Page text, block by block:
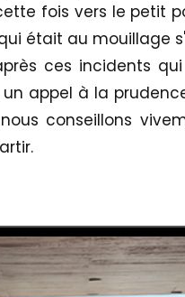
fois vers le petit
était au mouillage
ces incidents
appel à la
conseillons